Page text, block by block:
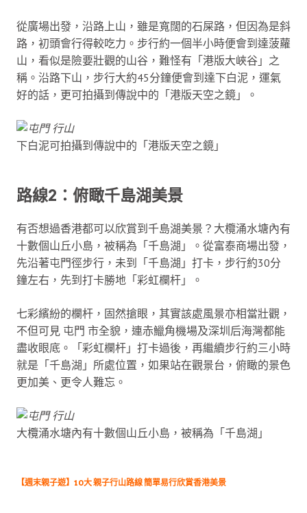
從廣場出發，沿路上山，雖是寬闊的石屎路，但因為是斜
路，初頭會行得較吃力。步行約一個半小時便會到達菠蘿
山，看似是險要壯觀的山谷，難怪有「港版大峽谷」之
稱。沿路下山，步行大約45分鐘便會到達下白泥，運氣
好的話，更可拍攝到傳說中的「港版天空之鏡」。
下白泥可拍攝到傳說中的「港版天空之鏡」
路線2：俯瞰千島湖美景
有否想過香港都可以欣賞到千島湖美景？大欖涌水塘內有
十數個山丘小島，被稱為「千島湖」。從富泰商場出發，
先沿著屯門徑步行，未到「千島湖」打卡，步行約30分
鐘左右，先到打卡勝地「彩虹欄杆」。
七彩繽紛的欄杆，固然搶眼，其實該處風景亦相當壯觀，
不但可見 屯門 市全貌，連赤鱲角機場及深圳后海灣都能
盡收眼底。「彩虹欄杆」打卡過後，再繼續步行約三小時
就是「千島湖」所處位置，如果站在觀景台，俯瞰的景色
更加美、更令人難忘。
大欖涌水塘內有十數個山丘小島，被稱為「千島湖」
【週末親子遊】10大 親子行山路線 簡單易行欣賞香港美景